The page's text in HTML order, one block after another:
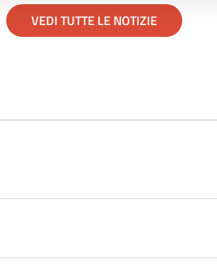
VEDI TUTTE LE NOTIZIE